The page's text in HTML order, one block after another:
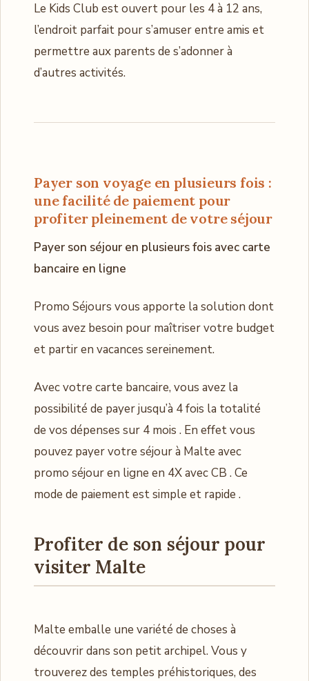
Le Kids Club est ouvert pour les 4 à 12 ans,
l’endroit parfait pour s’amuser entre amis et
permettre aux parents de s’adonner à
d’autres activités.
Payer son voyage en plusieurs fois :
une facilité de paiement pour
profiter pleinement de votre séjour
Payer son séjour en plusieurs fois avec carte
bancaire en ligne
Promo Séjours vous apporte la solution dont
vous avez besoin pour maîtriser votre budget
et partir en vacances sereinement.
Avec votre carte bancaire, vous avez la
possibilité de payer jusqu’à 4 fois la totalité
de vos dépenses sur 4 mois . En effet vous
pouvez payer votre séjour à Malte avec
promo séjour en ligne en 4X avec CB . Ce
mode de paiement est simple et rapide .
Profiter de son séjour pour
visiter Malte
Malte emballe une variété de choses à
découvrir dans son petit archipel. Vous y
trouverez des temples préhistoriques, des